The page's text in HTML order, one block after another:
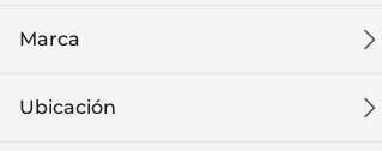
Marca
Ubicación